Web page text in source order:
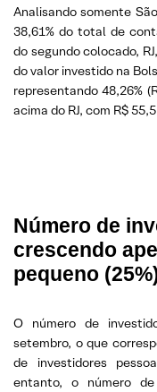
Analisando somente
38,61% do total de
do segundo colocado,
do valor investido na
representando 48,26%
acima do RJ, com R$
Número de
crescendo
pequeno
O número de
setembro, o que
de investidores
entanto, o número